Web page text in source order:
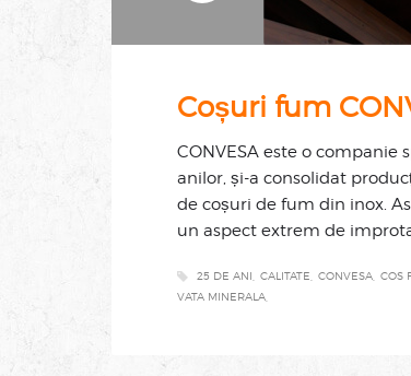
Coșuri fum
CONVESA este o companie
anilor, și-a consolidat
de coșuri de fum din inox.
un aspect extrem de
25 DE ANI CALITATE CONVESA COS
VATA MINERALA